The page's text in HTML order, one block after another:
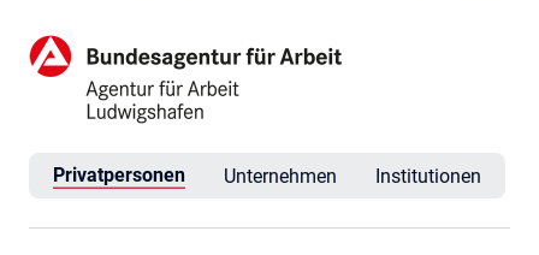
Agentur für Arbeit
Privatpersonen Unternehmen Institutionen